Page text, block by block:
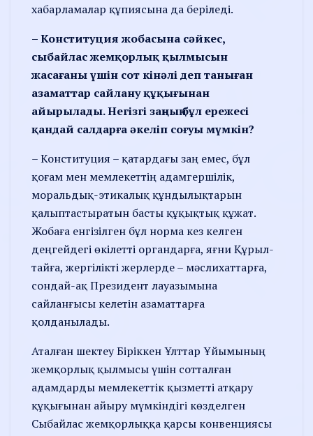
хабарламалар құпиясына да беріледі.
– Конституция жобасына сәйкес,
сыбайлас жемқорлық қылмысын
жасағаны үшін сот кінәлі деп таныған
азаматтар сайлану құқығынан
айырылады. Негізгі заңның бұл ережесі
қандай салдарға әкеліп соғуы мүмкін?
– Конституция – қатардағы заң емес, бұл
қоғам мен мемлекет­тің адамгершілік,
моральдық-этикалық құндылықтарын
қалып­тас­тыратын басты құқықтық құжат.
Жобаға енгізілген бұл норма кез келген
деңгейдегі өкі­лет­ті органдарға, яғни Құрыл­­
тайға, жергілікті жерлерде – мәс­лихаттарға,
сондай-ақ Президент лауазымына
сайланғысы келетін азаматтарға
қолданылады.
Аталған шектеу Біріккен Ұлттар Ұйымының
жемқорлық қылмысы үшін сотталған
адамдарды мемлекеттік қызмет­ті атқару
құқығынан айыру мүм­кіндігі көзделген
Сыбайлас жем­қор­лыққа қарсы конвенция­сы